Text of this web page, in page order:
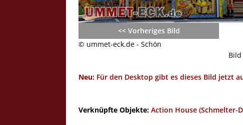
<< Vorheriges Bild
© ummet-eck.de - Schön
Bild
Neu: Für den Desktop gibt es dieses Bild jetzt
Verknüpfte Objekte: Action House (Schmelter-